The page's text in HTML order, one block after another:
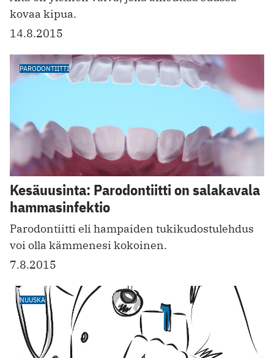
kovaa kipua.
14.8.2015
PARODONTIITTI
Kesäuusinta: Parodontiitti on salakavala
hammasinfektio
Parodontiitti eli hampaiden tukikudostulehdus
voi olla kämmenesi kokoinen.
7.8.2015
NUUSKA